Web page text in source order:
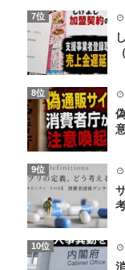
7位
8位
9位
10位